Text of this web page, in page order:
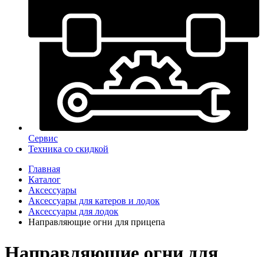
Сервис
Техника со скидкой
Главная
Каталог
Аксессуары
Аксессуары для катеров и лодок
Аксессуары для лодок
Направляющие огни для прицепа